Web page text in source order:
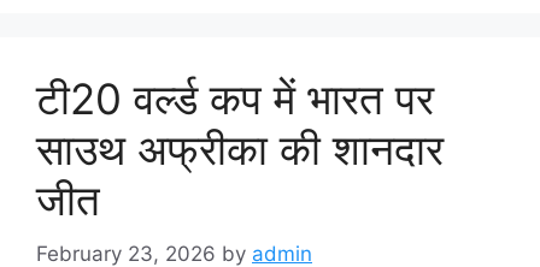
टी20 वर्ल्ड कप में भारत पर
साउथ अफ्रीका की शानदार
जीत
February 23, 2026 by admin